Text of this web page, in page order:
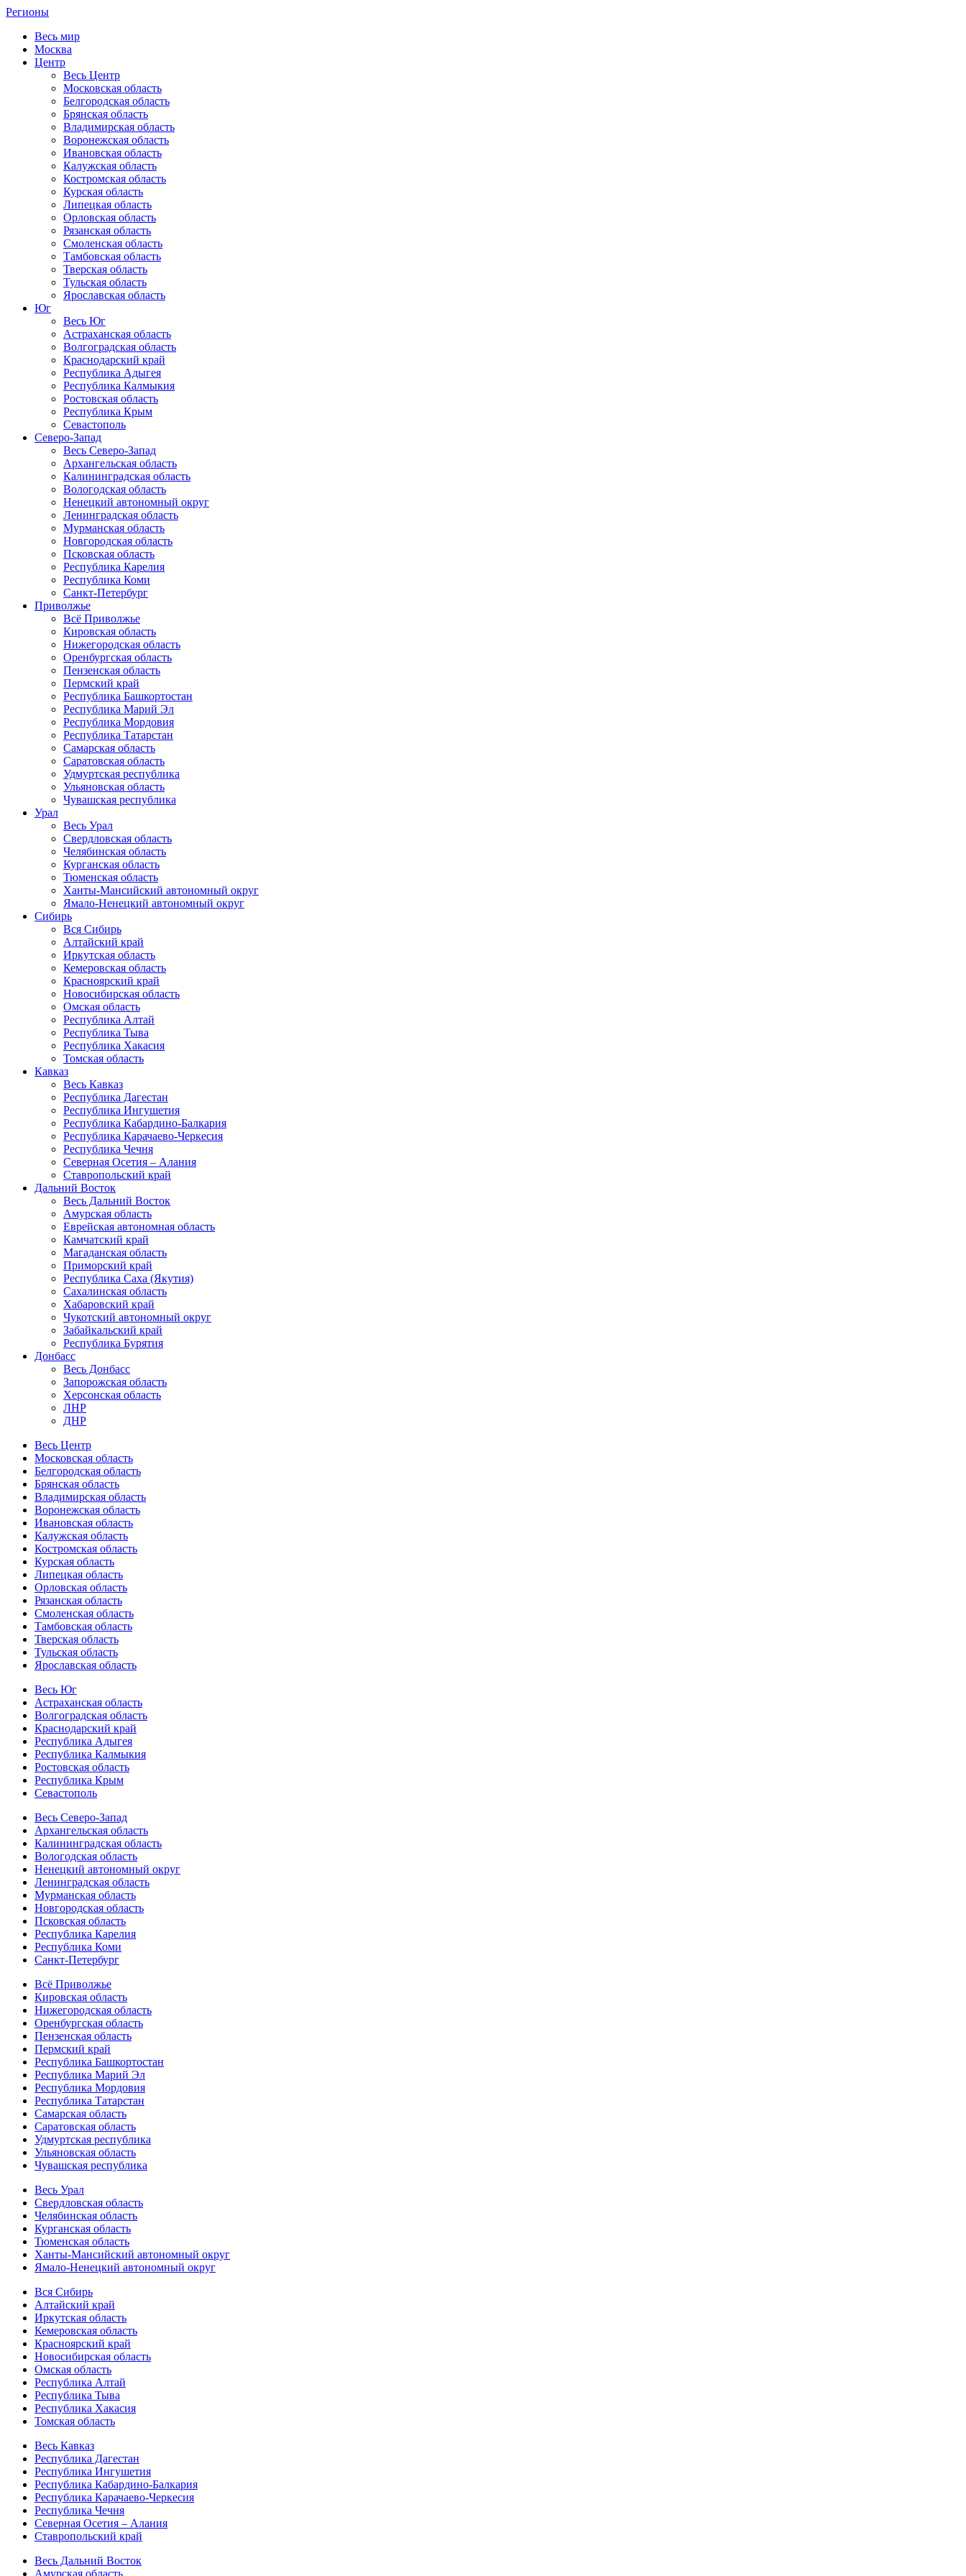
Регионы
Весь мир
Москва
Центр
Весь Центр
Московская область
Белгородская область
Брянская область
Владимирская область
Воронежская область
Ивановская область
Калужская область
Костромская область
Курская область
Липецкая область
Орловская область
Рязанская область
Смоленская область
Тамбовская область
Тверская область
Тульская область
Ярославская область
Юг
Весь Юг
Астраханская область
Волгоградская область
Краснодарский край
Республика Адыгея
Республика Калмыкия
Ростовская область
Республика Крым
Севастополь
Северо-Запад
Весь Северо-Запад
Архангельская область
Калининградская область
Вологодская область
Ненецкий автономный округ
Ленинградская область
Мурманская область
Новгородская область
Псковская область
Республика Карелия
Республика Коми
Санкт-Петербург
Приволжье
Всё Приволжье
Кировская область
Нижегородская область
Оренбургская область
Пензенская область
Пермский край
Республика Башкортостан
Республика Марий Эл
Республика Мордовия
Республика Татарстан
Самарская область
Саратовская область
Удмуртская республика
Ульяновская область
Чувашская республика
Урал
Весь Урал
Свердловская область
Челябинская область
Курганская область
Тюменская область
Ханты-Мансийский автономный округ
Ямало-Ненецкий автономный округ
Сибирь
Вся Сибирь
Алтайский край
Иркутская область
Кемеровская область
Красноярский край
Новосибирская область
Омская область
Республика Алтай
Республика Тыва
Республика Хакасия
Томская область
Кавказ
Весь Кавказ
Республика Дагестан
Республика Ингушетия
Республика Кабардино-Балкария
Республика Карачаево-Черкесия
Республика Чечня
Северная Осетия – Алания
Ставропольский край
Дальний Восток
Весь Дальний Восток
Амурская область
Еврейская автономная область
Камчатский край
Магаданская область
Приморский край
Республика Саха (Якутия)
Сахалинская область
Хабаровский край
Чукотский автономный округ
Забайкальский край
Республика Бурятия
Донбасс
Весь Донбасс
Запорожская область
Херсонская область
ЛНР
ДНР
Весь Центр
Московская область
Белгородская область
Брянская область
Владимирская область
Воронежская область
Ивановская область
Калужская область
Костромская область
Курская область
Липецкая область
Орловская область
Рязанская область
Смоленская область
Тамбовская область
Тверская область
Тульская область
Ярославская область
Весь Юг
Астраханская область
Волгоградская область
Краснодарский край
Республика Адыгея
Республика Калмыкия
Ростовская область
Республика Крым
Севастополь
Весь Северо-Запад
Архангельская область
Калининградская область
Вологодская область
Ненецкий автономный округ
Ленинградская область
Мурманская область
Новгородская область
Псковская область
Республика Карелия
Республика Коми
Санкт-Петербург
Всё Приволжье
Кировская область
Нижегородская область
Оренбургская область
Пензенская область
Пермский край
Республика Башкортостан
Республика Марий Эл
Республика Мордовия
Республика Татарстан
Самарская область
Саратовская область
Удмуртская республика
Ульяновская область
Чувашская республика
Весь Урал
Свердловская область
Челябинская область
Курганская область
Тюменская область
Ханты-Мансийский автономный округ
Ямало-Ненецкий автономный округ
Вся Сибирь
Алтайский край
Иркутская область
Кемеровская область
Красноярский край
Новосибирская область
Омская область
Республика Алтай
Республика Тыва
Республика Хакасия
Томская область
Весь Кавказ
Республика Дагестан
Республика Ингушетия
Республика Кабардино-Балкария
Республика Карачаево-Черкесия
Республика Чечня
Северная Осетия – Алания
Ставропольский край
Весь Дальний Восток
Амурская область